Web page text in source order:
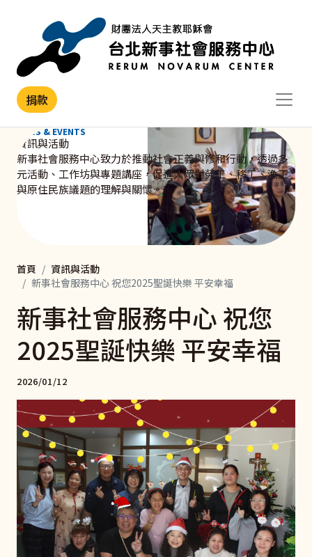
捐款
NEWS & EVENTS
資訊與活動
新事社會服務中心致力於推動社會正義與修和行動，透過多
元活動、工作坊與專題講座，促進大眾對勞工、移工、漁工
與原住民族議題的理解與關懷。
首頁
資訊與活動
新事社會服務中心 祝您2025聖誕快樂 平安幸福
新事社會服務中心 祝您
2025聖誕快樂 平安幸福
2026/01/12